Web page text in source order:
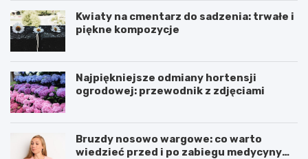
Kwiaty na cmentarz do sadzenia: trwałe i
piękne kompozycje
Najpiękniejsze odmiany hortensji
ogrodowej: przewodnik z zdjęciami
Bruzdy nosowo wargowe: co warto
wiedzieć przed i po zabiegu medycyny